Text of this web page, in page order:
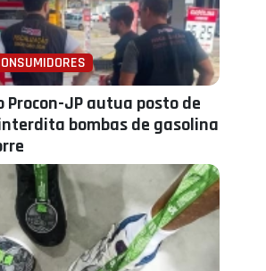
Procon-JP autua posto de
bombas de gasolina